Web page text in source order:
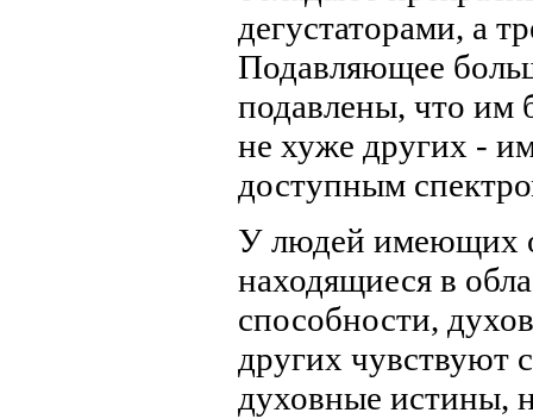
дегустаторами, а
Подавляющее
подавлены, что им
не хуже других -
доступным
У людей имеющих
находящиеся в
способности,
других чувствуют
духовные истины,